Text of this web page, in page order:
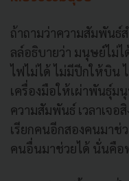
ถ้าถามว่าความสัมพันธ์
ลล์อธิบายว่า มนุษย์ไม่
ไฟไม่ได้ ไม่มีปีกให้บิน
เครื่องมือให้เผ่าพันธุ์
ความสัมพันธ์ เวลาเจอ
เรียกคนอีกสองคนมาช่ว
คนอื่นมาช่วยได้ นั่นคือ